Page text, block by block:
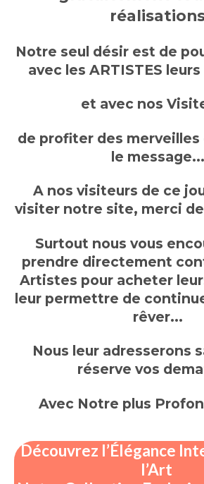
Notre seul désir est de
avec les ARTISTES
et avec nos
de profiter des
le message...
A nos visiteurs de ce
visiter notre site, merci
Surtout nous vous
prendre directement
Artistes pour acheter
leur permettre de
rêver...
Nous leur adresserons
réserve vos
Avec Notre plus
Découvrez l’Élégance
l’Art